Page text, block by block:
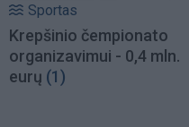
Sportas
Krepšinio čempionato
organizavimui - 0,4 mln.
eurų (1)